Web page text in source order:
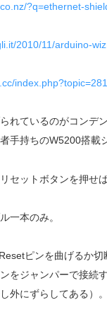
?q=ethernet-
2010/11/arduino-
れているのがコンデ
手持ちのW5200搭載
セットボタンを押せ
一本のみ。
ピンを曲げるか
をジャンパーで接続
外にずらしてある）